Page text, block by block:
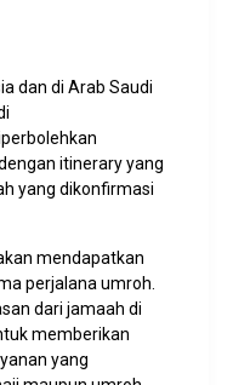
dan di Arab Saudi
itinerary yang
yang dikonfirmasi
mendapatkan
perjalana umroh.
dari jamaah di
memberikan
yang